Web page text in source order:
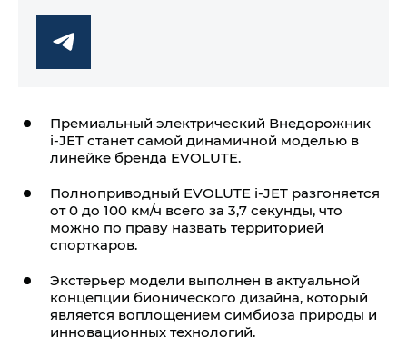
Премиальный электрический Внедорожник
i‑JET станет самой динамичной моделью в
линейке бренда EVOLUTE.
Полноприводный EVOLUTE i‑JET разгоняется
от 0 до 100 км/ч всего за 3,7 секунды, что
можно по праву назвать территорией
спорткаров.
Экстерьер модели выполнен в актуальной
концепции бионического дизайна, который
является воплощением симбиоза природы и
инновационных технологий.